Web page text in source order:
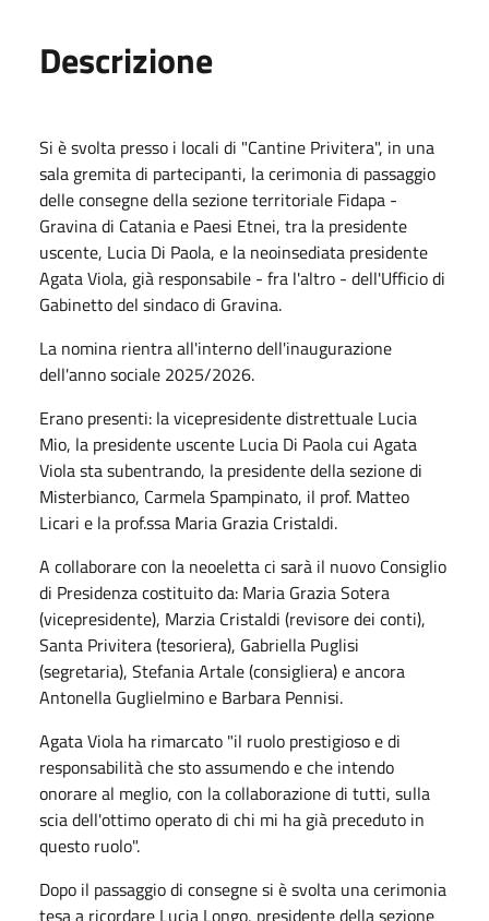
Descrizione
Si è svolta presso i locali di "Cantine Privitera", in una
sala gremita di partecipanti, la cerimonia di passaggio
delle consegne della sezione territoriale Fidapa -
Gravina di Catania e Paesi Etnei, tra la presidente
uscente, Lucia Di Paola, e la neoinsediata presidente
Agata Viola, già responsabile - fra l'altro - dell'Ufficio di
Gabinetto del sindaco di Gravina.
La nomina rientra all'interno dell'inaugurazione
dell'anno sociale 2025/2026.
Erano presenti: la vicepresidente distrettuale Lucia
Mio, la presidente uscente Lucia Di Paola cui Agata
Viola sta subentrando, la presidente della sezione di
Misterbianco, Carmela Spampinato, il prof. Matteo
Licari e la prof.ssa Maria Grazia Cristaldi.
A collaborare con la neoeletta ci sarà il nuovo Consiglio
di Presidenza costituito da: Maria Grazia Sotera
(vicepresidente), Marzia Cristaldi (revisore dei conti),
Santa Privitera (tesoriera), Gabriella Puglisi
(segretaria), Stefania Artale (consigliera) e ancora
Antonella Guglielmino e Barbara Pennisi.
Agata Viola ha rimarcato "il ruolo prestigioso e di
responsabilità che sto assumendo e che intendo
onorare al meglio, con la collaborazione di tutti, sulla
scia dell'ottimo operato di chi mi ha già preceduto in
questo ruolo".
Dopo il passaggio di consegne si è svolta una cerimonia
tesa a ricordare Lucia Longo, presidente della sezione